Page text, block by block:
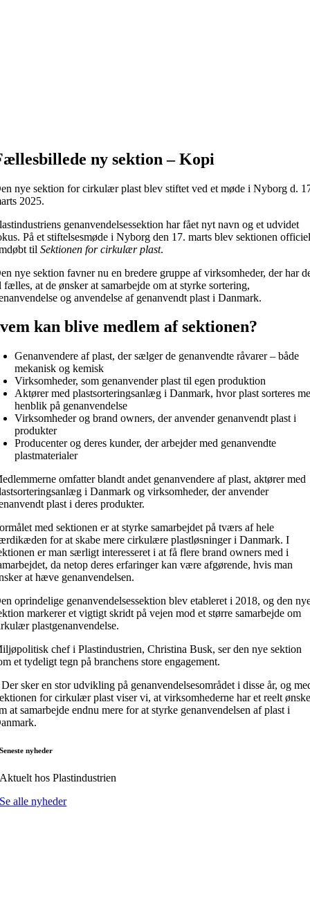
ny sektion – Kopi
nye sektion for cirkulær plast blev stiftet ved et møde i Nyborg d.
2025.
genanvendelsessektion har fået nyt navn og et udvidet
På et stiftelsesmøde i Nyborg den 17. marts blev sektionen
tilSektionen for cirkulær plast.
nye sektion favner nu en bredere gruppe af virksomheder, der har
fælles, at de ønsker at samarbejde om at styrke sortering,
og anvendelse af genanvendt plast i Danmark.
kan blive medlem af sektionen?
Genanvendere af plast, der sælger de genanvendte råvarer – både
mekanisk og kemisk
Virksomheder, som genanvender plast til egen produktion
Aktører med plastsorteringsanlæg i Danmark, hvor plast sorteres
henblik på genanvendelse
Virksomheder og brand owners, der anvender genanvendt plast i
produkter
Producenter og deres kunder, der arbejder med genanvendte
plastmaterialer
omfatter blandt andet genanvendere af plast, aktører med
i Danmark og virksomheder, der anvender
plast i deres produkter.
med sektionen er at styrke samarbejdet på tværs af hele
for at skabe mere cirkulære plastløsninger i Danmark. I
er man særligt interesseret i at få flere brand owners med i
da netop deres erfaringer kan være afgørende, hvis man
at hæve genanvendelsen.
oprindelige genanvendelsessektion blev etableret i 2018, og den
markerer et vigtigt skridt på vejen mod et større samarbejde om
plastgenanvendelse.
chef i Plastindustrien, Christina Busk, ser den nye sektion
et tydeligt tegn på branchens store engagement.
sker en stor udvikling på genanvendelsesområdet i disse år, og
for cirkulær plast viser vi, at virksomhederne har et reelt
at samarbejde endnu mere for at styrke genanvendelsen af plast i
Seneste nyheder
Aktuelt hos Plastindustrien
Se alle nyheder